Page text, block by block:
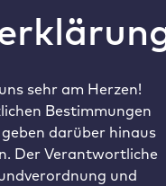
sehr am Herzen!
Bestimmungen
darüber hinaus
Der Verantwortliche
und